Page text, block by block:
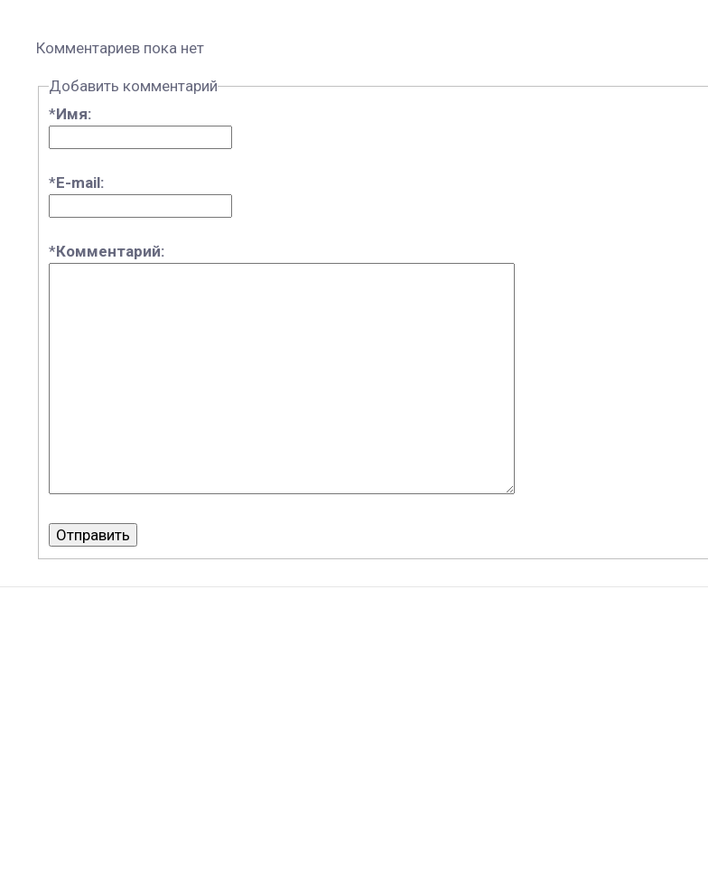
Комментариев пока нет
Добавить комментарий
*Имя:
*E-mail:
*Комментарий: